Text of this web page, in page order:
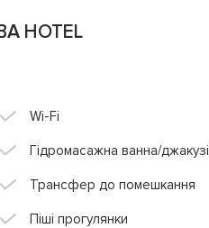
HOTEL
Wi-Fi
Гідромасажна ванна/джакузі
Трансфер до помешкання
Піші прогулянки